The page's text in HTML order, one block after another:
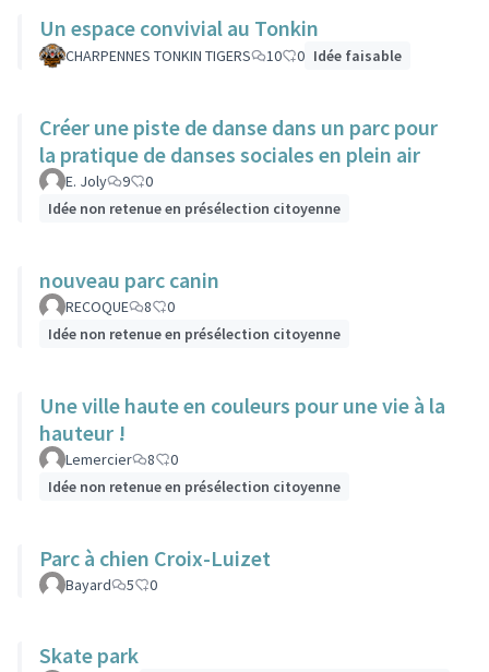
Un espace convivial au Tonkin
CHARPENNES TONKIN TIGERS 10 0 Idée faisable
Créer une piste de danse dans un parc pour
la pratique de danses sociales en plein air
E. Joly 9
0
Idée non retenue en présélection citoyenne
nouveau parc canin
RECOQUE 8
0
Idée non retenue en présélection citoyenne
Une ville haute en couleurs pour une vie à la
hauteur !
Lemercier 8
0
Idée non retenue en présélection citoyenne
Parc à chien Croix-Luizet
Bayard 5 0
Skate park